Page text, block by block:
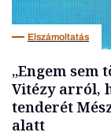
Elszámoltatás
„Engem sem
Vitézy arról,
tenderét
alatt